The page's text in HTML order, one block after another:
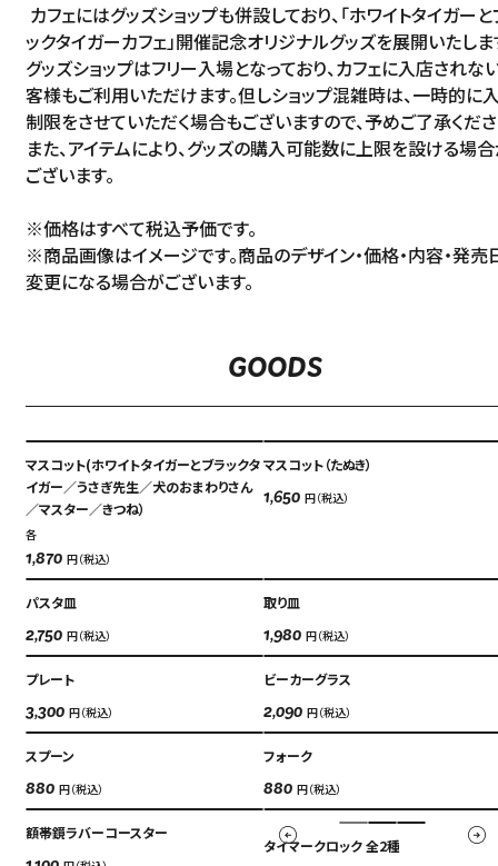
ACCESS
オンラインショップ
ONLINE SHOP
FAQ
ARCHIVE
English
中文（简）
中文（繁）
日本語
カフェにはグッズショップも併設しており、「ホワイトタイガーと
ックタイガーカフェ」開催記念オリジナルグッズを展開いたしま
グッズショップはフリー入場となっており、カフェに入店されな
客様もご利用いただけます。但しショップ混雑時は、一時的に
制限をさせていただく場合もございますので、予めご了承くださ
また、アイテムにより、グッズの購入可能数に上限を設ける場
ございます。
※価格はすべて税込予価です。
※商品画像はイメージです。商品のデザイン・価格・内容・発売
変更になる場合がございます。
GOODS
マスコット(ホワイトタイガーとブラックタ
イガー／うさぎ先生／犬のおまわりさん
／マスター／きつね）
各
1,870 円（税込）
マスコット（たぬき）
1,650 円（税込）
パスタ皿
2,750 円（税込）
取り皿
1,980 円（税込）
プレート
3,300 円（税込）
ビーカーグラス
2,090 円（税込）
スプーン
880 円（税込）
フォーク
880 円（税込）
額帯鏡ラバーコースター
タイマークロック 全2種